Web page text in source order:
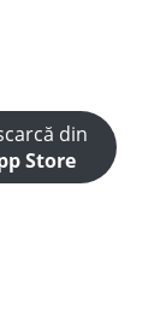
din
Store